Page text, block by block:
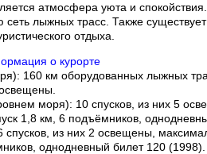
атмосфера уюта и
лыжных трасс. Также
отдыха.
о курорте
160 км оборудованных лыжных
моря): 10 спусков, из них 5
1,8 км, 6 подъёмников,
из них 2 освещены,
однодневный билет 120 (1998).